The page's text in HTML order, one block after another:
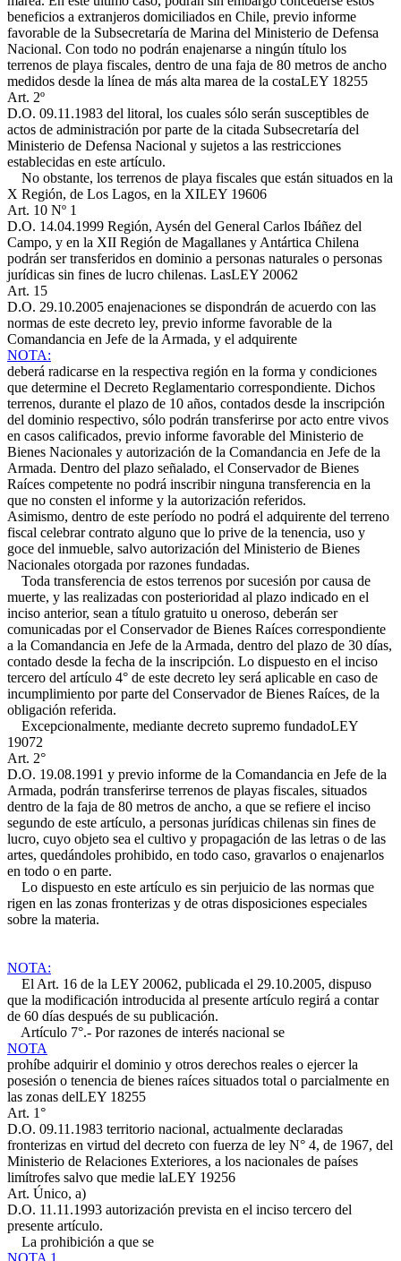
beneficios a extranjeros domiciliados en Chile, previo informe
favorable de la Subsecretaría de Marina del Ministerio de Defensa
Nacional. Con todo no podrán enajenarse a ningún título los
terrenos de playa fiscales, dentro de una faja de 80 metros de ancho
medidos desde la línea de más alta marea de la costaLEY 18255
Art. 2º
D.O. 09.11.1983 del litoral, los cuales sólo serán susceptibles de
actos de administración por parte de la citada Subsecretaría del
Ministerio de Defensa Nacional y sujetos a las restricciones
establecidas en este artículo.
No obstante, los terrenos de playa fiscales que están situados en la
X Región, de Los Lagos, en la XILEY 19606
Art. 10 Nº 1
D.O. 14.04.1999 Región, Aysén del General Carlos Ibáñez del
Campo, y en la XII Región de Magallanes y Antártica Chilena
podrán ser transferidos en dominio a personas naturales o personas
jurídicas sin fines de lucro chilenas. LasLEY 20062
Art. 15
D.O. 29.10.2005 enajenaciones se dispondrán de acuerdo con las
normas de este decreto ley, previo informe favorable de la
Comandancia en Jefe de la Armada, y el adquirente
NOTA:
deberá radicarse en la respectiva región en la forma y condiciones
que determine el Decreto Reglamentario correspondiente. Dichos
terrenos, durante el plazo de 10 años, contados desde la inscripción
del dominio respectivo, sólo podrán transferirse por acto entre vivos
en casos calificados, previo informe favorable del Ministerio de
Bienes Nacionales y autorización de la Comandancia en Jefe de la
Armada. Dentro del plazo señalado, el Conservador de Bienes
Raíces competente no podrá inscribir ninguna transferencia en la
que no consten el informe y la autorización referidos.
Asimismo, dentro de este período no podrá el adquirente del terreno
fiscal celebrar contrato alguno que lo prive de la tenencia, uso y
goce del inmueble, salvo autorización del Ministerio de Bienes
Nacionales otorgada por razones fundadas.
Toda transferencia de estos terrenos por sucesión por causa de
muerte, y las realizadas con posterioridad al plazo indicado en el
inciso anterior, sean a título gratuito u oneroso, deberán ser
comunicadas por el Conservador de Bienes Raíces correspondiente
a la Comandancia en Jefe de la Armada, dentro del plazo de 30 días,
contado desde la fecha de la inscripción. Lo dispuesto en el inciso
tercero del artículo 4° de este decreto ley será aplicable en caso de
incumplimiento por parte del Conservador de Bienes Raíces, de la
obligación referida.
Excepcionalmente, mediante decreto supremo fundadoLEY
19072
Art. 2°
D.O. 19.08.1991 y previo informe de la Comandancia en Jefe de la
Armada, podrán transferirse terrenos de playas fiscales, situados
dentro de la faja de 80 metros de ancho, a que se refiere el inciso
segundo de este artículo, a personas jurídicas chilenas sin fines de
lucro, cuyo objeto sea el cultivo y propagación de las letras o de las
artes, quedándoles prohibido, en todo caso, gravarlos o enajenarlos
en todo o en parte.
Lo dispuesto en este artículo es sin perjuicio de las normas que
rigen en las zonas fronterizas y de otras disposiciones especiales
sobre la materia.
NOTA:
El Art. 16 de la LEY 20062, publicada el 29.10.2005, dispuso
que la modificación introducida al presente artículo regirá a contar
de 60 días después de su publicación.
Artículo 7°.- Por razones de interés nacional se
NOTA
prohíbe adquirir el dominio y otros derechos reales o ejercer la
posesión o tenencia de bienes raíces situados total o parcialmente en
las zonas delLEY 18255
Art. 1°
D.O. 09.11.1983 territorio nacional, actualmente declaradas
fronterizas en virtud del decreto con fuerza de ley N° 4, de 1967, del
Ministerio de Relaciones Exteriores, a los nacionales de países
limítrofes salvo que medie laLEY 19256
Art. Único, a)
D.O. 11.11.1993 autorización prevista en el inciso tercero del
presente artículo.
La prohibición a que se
NOTA 1